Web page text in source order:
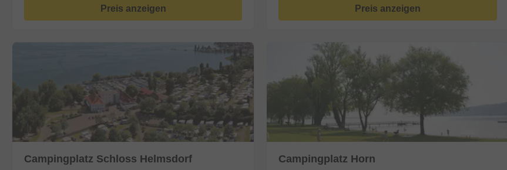
Preis anzeigen Preis anzeigen
Campingplatz Schloss Helmsdorf Campingplatz Horn